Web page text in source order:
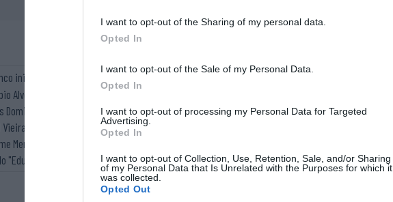
I want to opt-out of the Sharing of my personal data.
Opted In
I want to opt-out of the Sale of my Personal Data.
Opted In
I want to opt-out of processing my Personal Data for Targeted
Advertising.
Opted In
I want to opt-out of Collection, Use, Retention, Sale, and/or Sharing
of my Personal Data that Is Unrelated with the Purposes for which it
was collected.
Opted Out
inicial
Alves ®
“Deco”
Mendes
"Edu" Araújo
21 - Martim Nazário
99 - Rafael "Rafa" Sousa